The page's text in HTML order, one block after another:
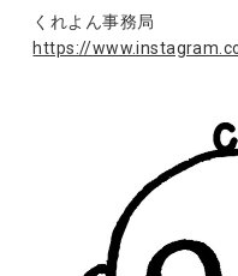
くれよん事務局
https://